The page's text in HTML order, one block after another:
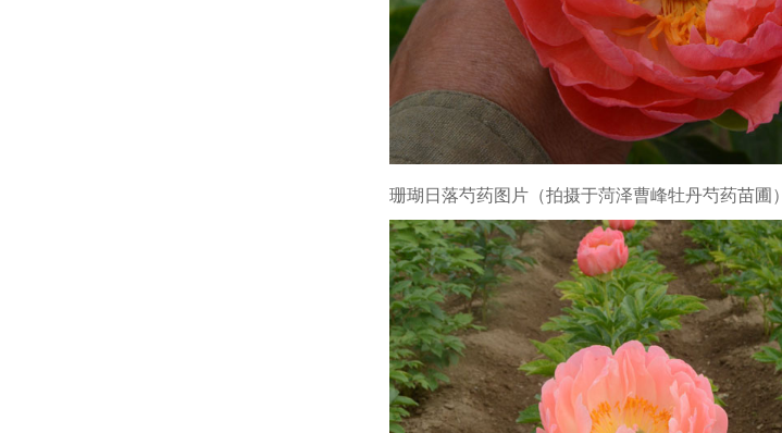
珊瑚日落芍药图片（拍摄于菏泽曹峰牡丹芍药苗圃）